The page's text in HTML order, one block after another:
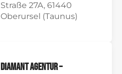
Straße 27A, 61440
Oberursel (Taunus)
Diamant Agentur –